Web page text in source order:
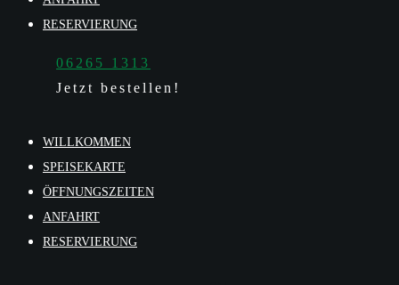
RESERVIERUNG
06265 1313
Jetzt bestellen!
WILLKOMMEN
SPEISEKARTE
ÖFFNUNGSZEITEN
ANFAHRT
RESERVIERUNG